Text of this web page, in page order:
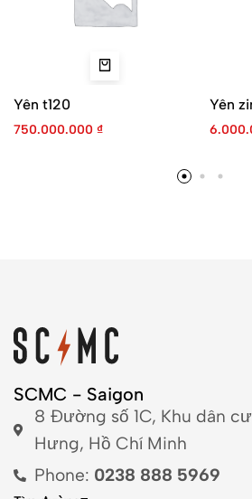
Yên t120
750.000.000 ₫
Yên
SCMC - Saigon
8 Đường số 1C, Khu dân
Hưng, Hồ Chí Minh
Phone: 0238 888 5969